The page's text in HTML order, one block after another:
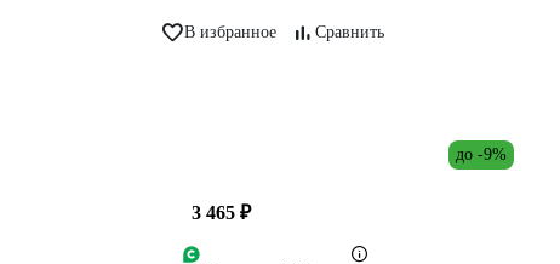
В избранное Сравнить
до -9%
3 465 ₽